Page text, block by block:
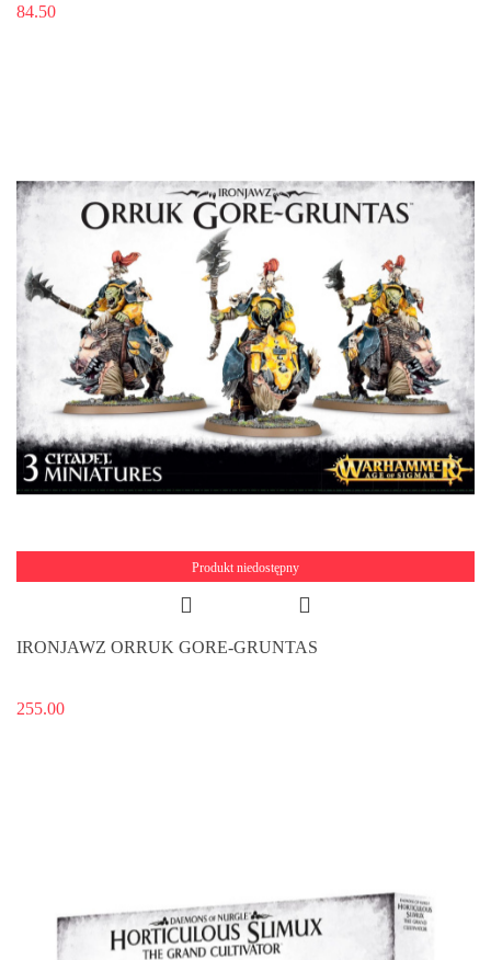
84.50
Produkt niedostępny
IRONJAWZ ORRUK GORE-GRUNTAS
255.00